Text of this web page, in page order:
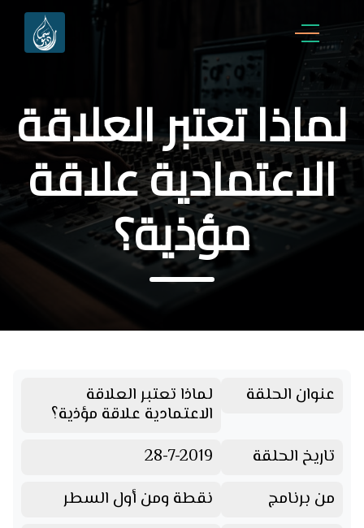
لماذا تعتبر العلاقة
الاعتمادية علاقة
مؤذية؟
عنوان الحلقة لماذا تعتبر العلاقة
الاعتمادية علاقة مؤذية؟
تاريخ الحلقة
28-7-2019
من برنامج
نقطة ومن أول السطر